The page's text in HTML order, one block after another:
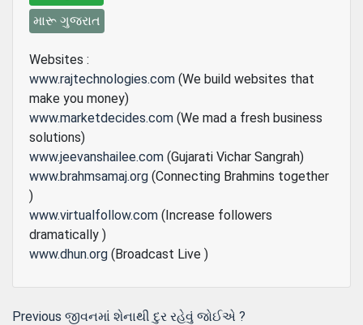
મારૂ ગુજરાત
Websites :
www.rajtechnologies.com (We build websites that
make you money)
www.marketdecides.com (We mad a fresh business
solutions)
www.jeevanshailee.com (Gujarati Vichar Sangrah)
www.brahmsamaj.org (Connecting Brahmins together
)
www.virtualfollow.com (Increase followers
dramatically )
www.dhun.org (Broadcast Live )
Previous Previous
જીવનમાં શેનાથી દુર રહેવું જોઈએ ?